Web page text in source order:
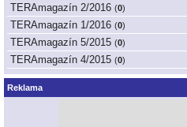
TERAmagazín 2/2016 (0)
TERAmagazín 1/2016 (0)
TERAmagazín 5/2015 (0)
TERAmagazín 4/2015 (0)
Reklama